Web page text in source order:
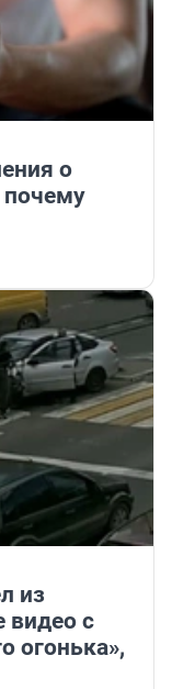
о
почему
из
видео с
огонька»,